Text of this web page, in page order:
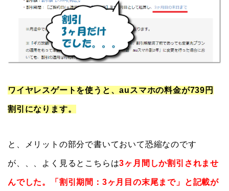
ワイヤレスゲートを使うと、auスマホの料金が739円
割引になります。
と、メリットの部分で書いておいて恐縮なのです
が、、、よく見るとこちらは3ヶ月間しか割引されませ
んでした。「割引期間：3ヶ月目の末尾まで」と記載が